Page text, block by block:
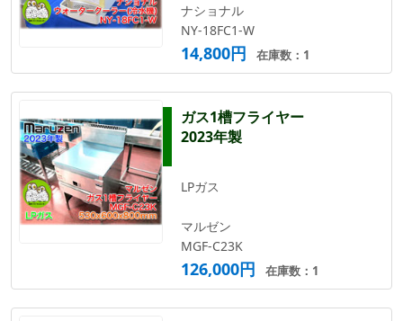
ナショナル
NY-18FC1-W
14,800円 在庫数：1
ガス1槽フライヤー
2023年製
LPガス
マルゼン
MGF-C23K
126,000円 在庫数：1